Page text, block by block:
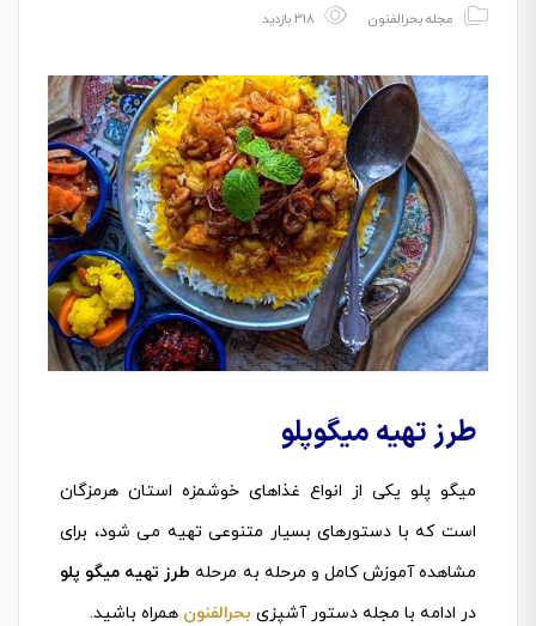
مجله بحرالفنون
طرز تهیه میگوپلو
میگو پلو یکی از انواع غذاهای خوشمزه استان هرمزگان
است که با دستورهای بسیار متنوعی تهیه می شود، برای
مشاهده آموزش کامل و مرحله به مرحله طرز تهیه میگو پلو
در ادامه با مجله دستور آشپزی بحرالفنون همراه باشید.